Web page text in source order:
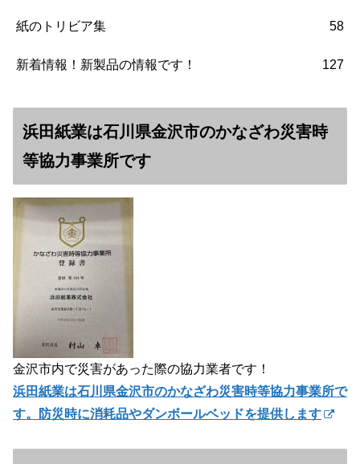
紙のトリビア集 58
新着情報！新製品の情報です！ 127
浜田紙業は石川県金沢市のかなざわ災害時
等協力事業所です
金沢市内で災害があった際の協力業者です！
浜田紙業は石川県金沢市のかなざわ災害時等協力事業所で
す。防災時に消耗品やダンボールベッドを提供します